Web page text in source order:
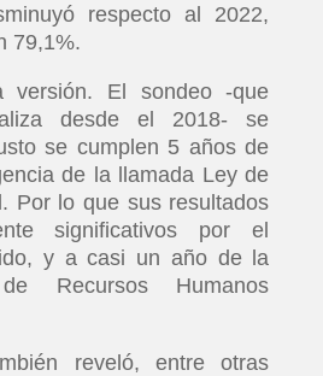
respecto al 2022,
79,1%.
versión. El sondeo -que
desde el 2018- se
se cumplen 5 años de
de la llamada Ley de
Por lo que sus resultados
significativos por el
y a casi un año de la
Recursos Humanos
reveló, entre otras